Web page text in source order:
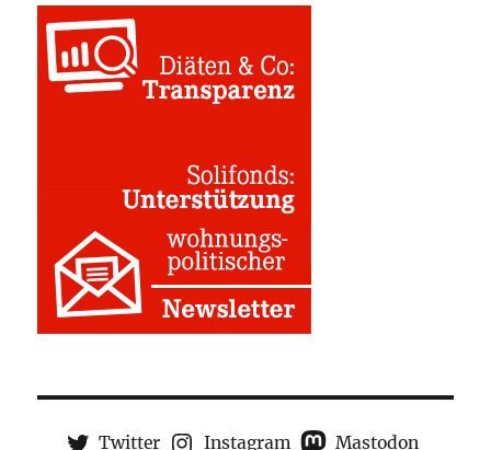
Twitter Instagram
Mastodon